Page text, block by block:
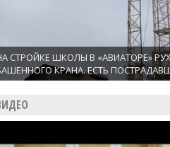
СТРОЙКЕ ШКОЛЫ В «АВИАТОРЕ»
КРАНА. ЕСТЬ